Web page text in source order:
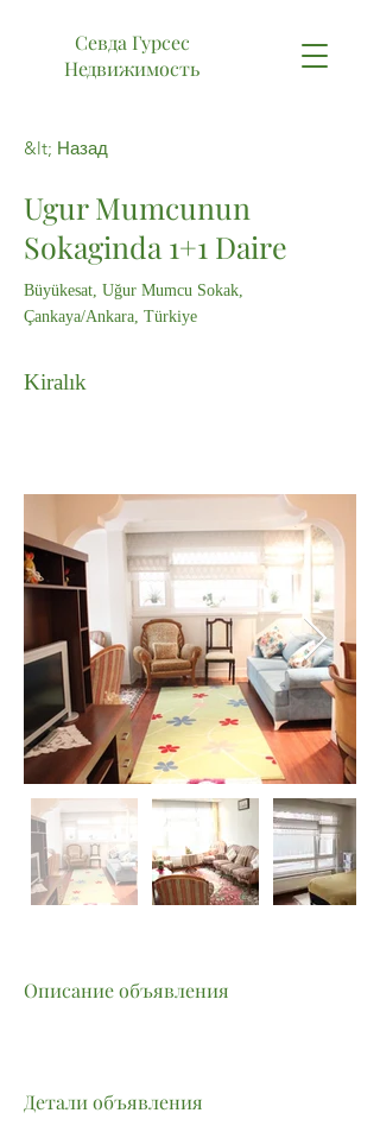
Севда Гурсес
Недвижимость
&lt; Назад
Ugur Mumcunun
Sokaginda 1+1 Daire
Büyükesat, Uğur Mumcu Sokak,
Çankaya/Ankara, Türkiye
Kiralık
Описание объявления
Детали объявления